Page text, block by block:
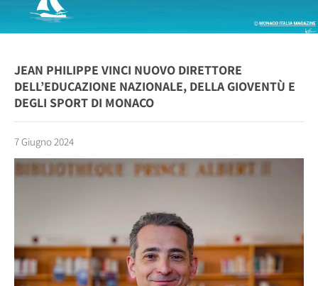
JEAN PHILIPPE VINCI NUOVO DIRETTORE
DELL’EDUCAZIONE NAZIONALE, DELLA GIOVENTÙ E
DEGLI SPORT DI MONACO
7 Giugno 2024